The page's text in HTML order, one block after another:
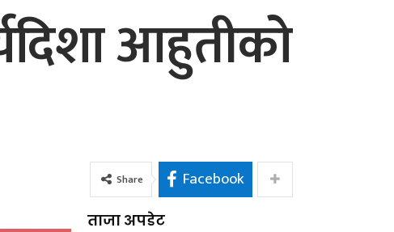
आहुतीको
Share Facebook
ताजा अपडेट